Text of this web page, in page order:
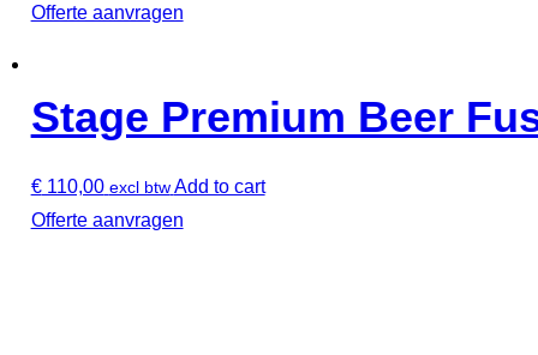
Offerte aanvragen
Stage Premium Beer
€110,00 excl btw Add to cart
Offerte aanvragen